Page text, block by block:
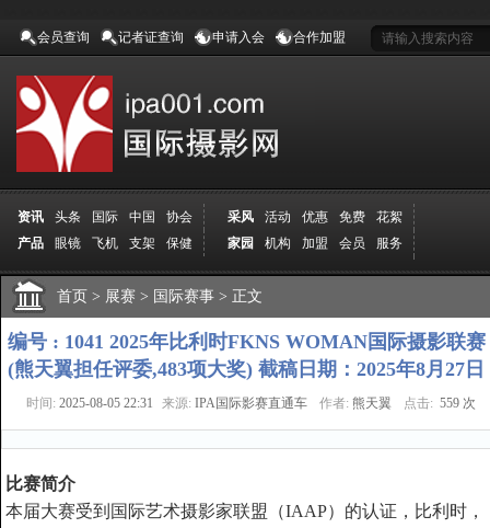
会员查询 记者证查询 申请入会 合作加盟
资讯 头条 国际 中国 协会 采风 活动 优惠 免费
花絮
产品
眼镜 飞机 支架 保健 家园 机构 加盟 会员
服务
地方
吉林 广西 山东 加拿大 空间 认证 寻友 发图
分享
学院
分院 导师 课程 报名 商城
媒体
记者 报纸 杂志 视频 展赛 赛事 展馆 直通车 更多
首页 > 展赛 > 国际赛事 > 正文
编号 : 1041 2025年比利时FKNS WOMAN国际摄影联赛
(熊天翼担任评委,483项大奖) 截稿日期：2025年8月27日
时间: 2025-08-05 22:31 来源: IPA国际影赛直通车 作者: 熊天翼 点击: 559 次
比赛简介
本届大赛受到 国际艺术摄影家联盟（IAAP） 的认证，比利时，